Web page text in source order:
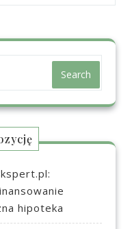
Search
hipoteka